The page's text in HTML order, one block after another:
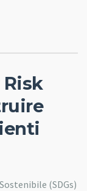
Risk
(SDGs)